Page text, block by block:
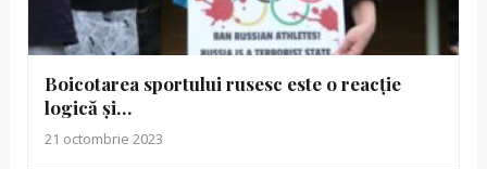
Boicotarea sportului rusesc este o reacție
logică și…
21 octombrie 2023